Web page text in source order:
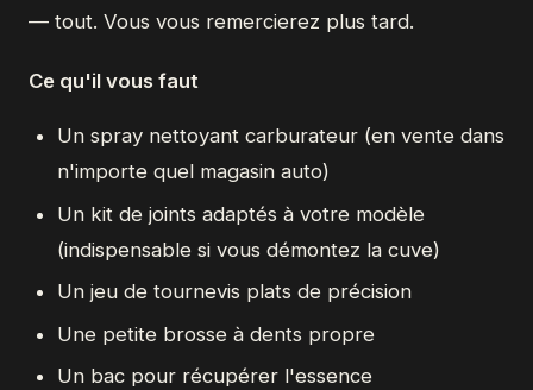
— tout. Vous vous remercierez plus tard.
Ce qu'il vous faut
Un spray nettoyant carburateur (en vente dans
n'importe quel magasin auto)
Un kit de joints adaptés à votre modèle
(indispensable si vous démontez la cuve)
Un jeu de tournevis plats de précision
Une petite brosse à dents propre
Un bac pour récupérer l'essence